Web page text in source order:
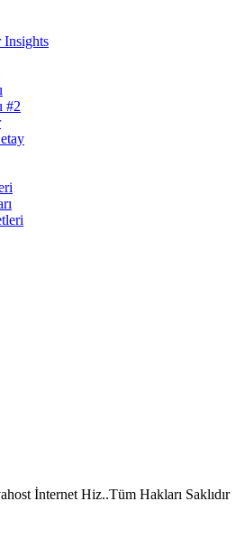
Insights
#2
İnternet Hiz..Tüm Hakları Saklıdır